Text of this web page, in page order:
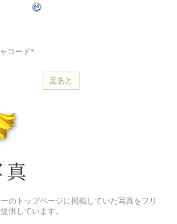
コード *
のトップページに掲載していた写真をフリ
供しています。